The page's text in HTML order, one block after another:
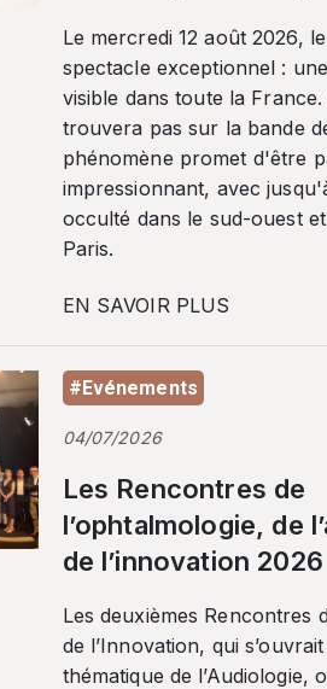
Le mercredi 12 août 2026,
spectacle exceptionnel :
visible dans toute la
trouvera pas sur la bande
phénomène promet d'être
impressionnant, avec
occulté dans le sud-ouest
Paris.
EN SAVOIR PLUS
#Evénements
04/07/2026
Les Rencontres de
l’ophtalmologie, de
de l’innovation 2026
Les deuxièmes Rencontres
de l’Innovation, qui
thématique de l’Audiologie,